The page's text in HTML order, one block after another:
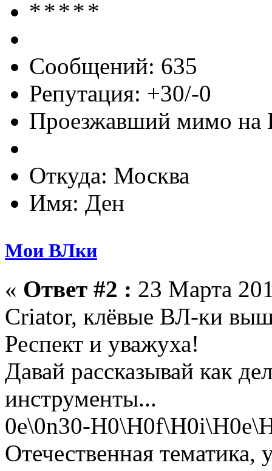
Сообщений: 635
Репутация: +30/-0
Проезжавший мимо
Откуда: Москва
Имя: Ден
Мои ВЛки
« Ответ #2 : 23 Марта
Criator, клёвые ВЛ-ки
Респект и уважуха!
Давай рассказывай как
инструменты...
0е\0n30-
Отечественная тематика,